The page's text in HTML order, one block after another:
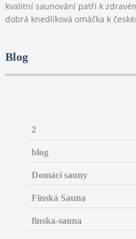
kvalitní saunování patří k
dobrá knedlíková omáčka k
Blog
2
blog
Domácí sauny
Finská Sauna
finska-sauna